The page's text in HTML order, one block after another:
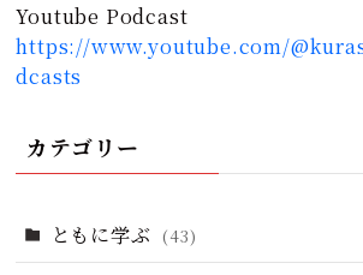
Youtube Podcast
https://www.youtube.com/
dcasts
カテゴリー
ともに学ぶ (43)